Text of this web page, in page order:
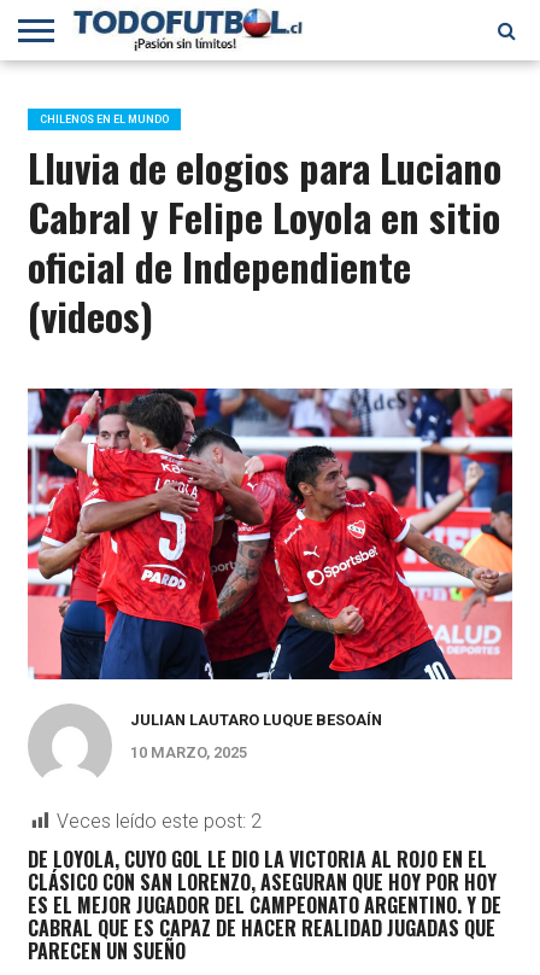
PRIMERA
B
SELECCIÓN
CHILENA
CHILENOS
EN EL
MUNDO
FÚTBOL
INTERNACIONAL
CHILENOS EN EL MUNDO
Lluvia de elogios para Luciano
Cabral y Felipe Loyola en sitio
oficial de Independiente
(videos)
JULIAN LAUTARO LUQUE BESOAÍN
10 MARZO, 2025
Veces leído este post: 2
DE LOYOLA, CUYO GOL LE DIO LA VICTORIA AL ROJO EN EL
CLÁSICO CON SAN LORENZO, ASEGURAN QUE HOY POR HOY
ES EL MEJOR JUGADOR DEL CAMPEONATO ARGENTINO. Y DE
CABRAL QUE ES CAPAZ DE HACER REALIDAD JUGADAS QUE
PARECEN UN SUEÑO